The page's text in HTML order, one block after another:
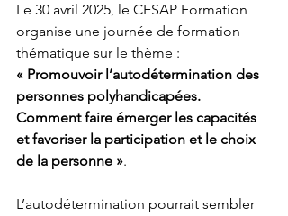
Le 30 avril 2025, le CESAP Formation
organise une journée de formation
thématique sur le thème :
« Promouvoir l’autodétermination des
personnes polyhandicapées.
Comment faire émerger les capacités
et favoriser la participation et le choix
de la personne ».
L’autodétermination pourrait sembler